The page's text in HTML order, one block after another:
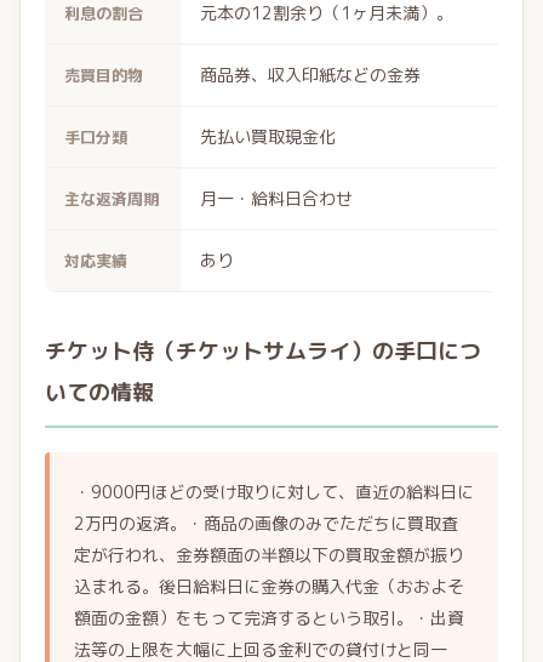
利息の割合 元本の12割余り（1ヶ月未満）。
売買目的物 商品券、収入印紙などの金券
手口分類 先払い買取現金化
主な返済周期 月一・給料日合わせ
対応実績 あり
チケット侍（チケットサムライ）の手口につ
いての情報
・9000円ほどの受け取りに対して、直近の給料日に
2万円の返済。・商品の画像のみでただちに買取査
定が行われ、金券額面の半額以下の買取金額が振り
込まれる。後日給料日に金券の購入代金（おおよそ
額面の金額）をもって完済するという取引。・出資
法等の上限を大幅に上回る金利での貸付けと同一